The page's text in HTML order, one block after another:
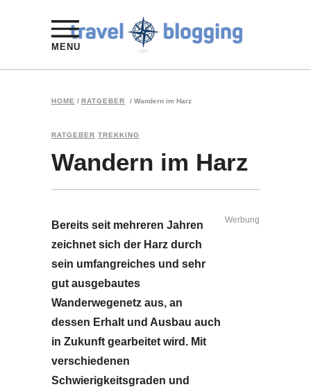
MENU
HOME / RATGEBER / Wandern im Harz
RATGEBER TREKKING
Wandern im Harz
Bereits seit mehreren Jahren
zeichnet sich der Harz durch
sein umfangreiches und sehr
gut ausgebautes
Wanderwegenetz aus, an
dessen Erhalt und Ausbau auch
in Zukunft gearbeitet wird. Mit
verschiedenen
Schwierigkeitsgraden und
Werbung